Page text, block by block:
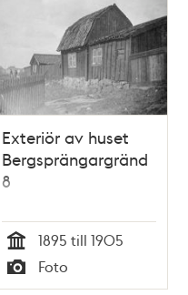
Exteriör av huset
Bergsprängargränd
8
Tid
1895 till 1905
Typ
Foto